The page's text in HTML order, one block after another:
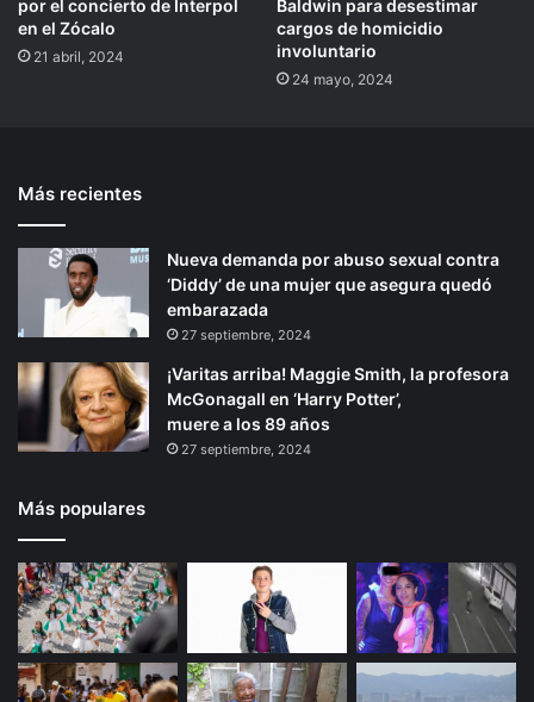
por el concierto de Interpol
en el Zócalo
21 abril, 2024
Baldwin para desestimar
cargos de homicidio
involuntario
24 mayo, 2024
Más recientes
Nueva demanda por abuso sexual contra
‘Diddy’ de una mujer que asegura quedó
embarazada
27 septiembre, 2024
¡Varitas arriba! Maggie Smith, la profesora
McGonagall en ‘Harry Potter’,
muere a los 89 años
27 septiembre, 2024
Más populares